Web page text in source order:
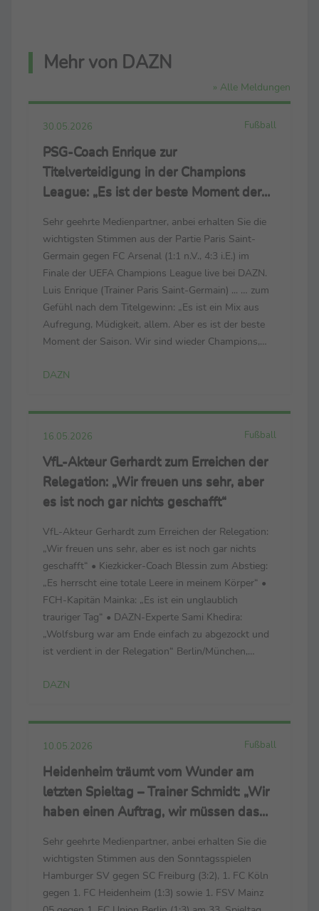
Mehr von DAZN
» Alle Meldungen
30.05.2026 Fußball
PSG-Coach Enrique zur
Titelverteidigung in der Champions
League: „Es ist der beste Moment der
Sehr geehrte Medienpartner, anbei erhalten Sie die
wichtigsten Stimmen aus der Partie Paris Saint-
Germain gegen FC Arsenal (1:1 n.V., 4:3 i.E.) im
Finale der UEFA Champions League live bei DAZN.
Luis Enrique (Trainer Paris Saint-Germain) ... … zum
Gefühl nach dem Titelgewinn: „Es ist ein Mix aus
Aufregung, Müdigkeit, allem. Aber es ist der beste
Moment der Saison. Wir sind wieder Champions,
haben es wegen unserer Fans verdient. Wir ...
DAZN
16.05.2026 Fußball
VfL-Akteur Gerhardt zum Erreichen der
Relegation: „Wir freuen uns sehr, aber
es ist noch gar nichts geschafft“
VfL-Akteur Gerhardt zum Erreichen der Relegation:
„Wir freuen uns sehr, aber es ist noch gar nichts
geschafft“ • Kiezkicker-Coach Blessin zum Abstieg:
„Es herrscht eine totale Leere in meinem Körper“ •
FCH-Kapitän Mainka: „Es ist ein unglaublich
trauriger Tag“ • DAZN-Experte Sami Khedira:
„Wolfsburg war am Ende einfach zu abgezockt und
ist verdient in der Relegation“ Berlin/München,
erhalten Sie die wichtigsten Stimmen aus ...
DAZN
10.05.2026 Fußball
Heidenheim träumt vom Wunder am
letzten Spieltag – Trainer Schmidt: „Wir
haben einen Auftrag, wir müssen das
Sehr geehrte Medienpartner, anbei erhalten Sie die
wichtigsten Stimmen aus den Sonntagsspielen
Hamburger SV gegen SC Freiburg (3:2), 1. FC Köln
gegen 1. FC Heidenheim (1:3) sowie 1. FSV Mainz